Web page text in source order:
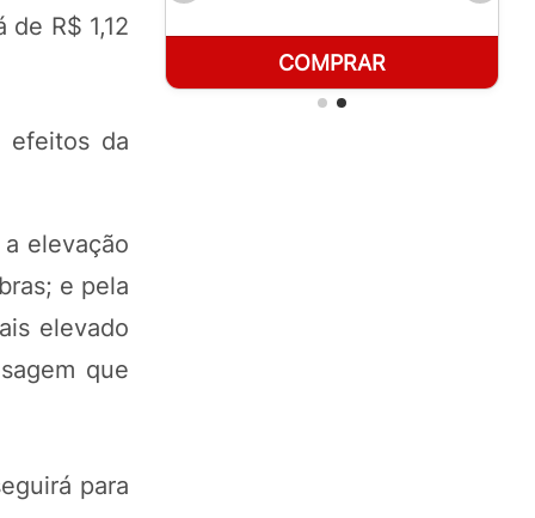
R$ 1,12
efeitos da
elevação
e pela
elevado
que
para
COMPRAR